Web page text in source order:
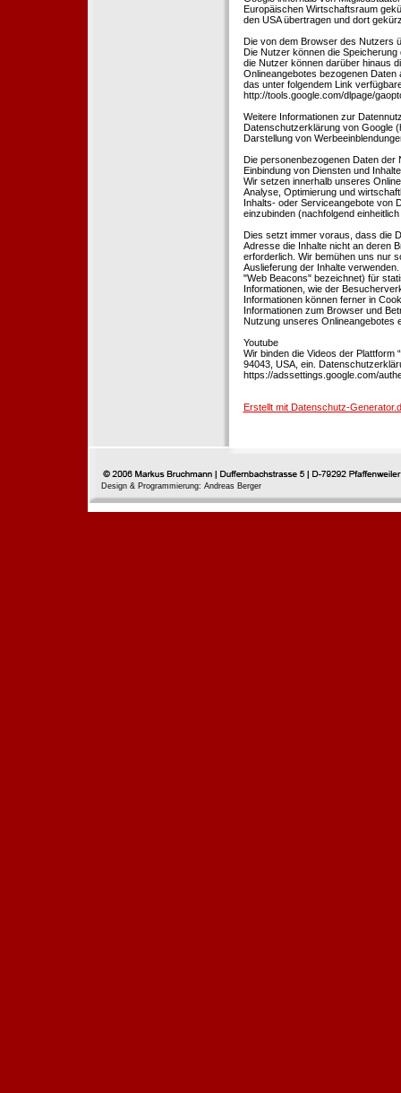
Europäischen Wirtschaftsraum
den USA übertragen und dort
Die von dem Browser des Nutzers
Die Nutzer können die
die Nutzer können darüber hinaus
Onlineangebotes bezogenen
das unter folgendem Link
http://tools.google.com/dlpage/
Weitere Informationen zur
Datenschutzerklärung von Google
Darstellung von
Die personenbezogenen Daten der
Einbindung von Diensten und
Wir setzen innerhalb unseres
Analyse, Optimierung und
Inhalts- oder Serviceangebote von
einzubinden (nachfolgend
Dies setzt immer voraus, dass die
Adresse die Inhalte nicht an deren
erforderlich. Wir bemühen uns nur
Auslieferung der Inhalte
"Web Beacons" bezeichnet) für
Informationen, wie der
Informationen können ferner in
Informationen zum Browser und
Nutzung unseres Onlineangebotes
Youtube
Wir binden die Videos der Plattform
94043, USA, ein.
https://adssettings.google.com/
Erstellt mit Datenschutz-
Design & Programmierung: Andreas Berger